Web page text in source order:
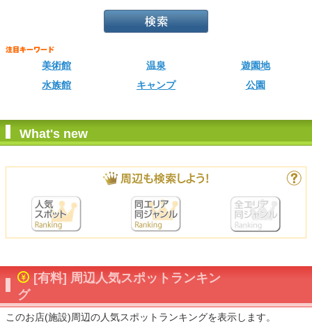
美術館 温泉
遊園地
水族館
キャンプ 公園
What's new
[有料] 周辺人気スポットランキン
グ
このお店(施設)周辺の人気スポットランキングを表示します。